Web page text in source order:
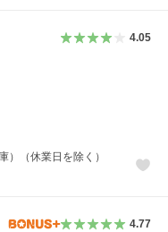
4.05
）（休業日を除く）
4.77